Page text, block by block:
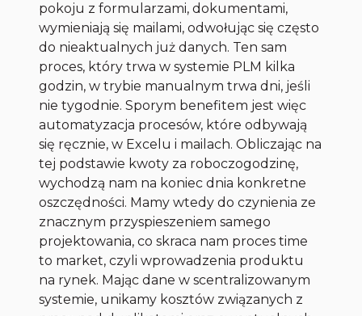
pokoju z formularzami, dokumentami,
wymieniają się mailami, odwołując się często
do nieaktualnych już danych. Ten sam
proces, który trwa w systemie PLM kilka
godzin, w trybie manualnym trwa dni, jeśli
nie tygodnie. Sporym benefitem jest więc
automatyzacja procesów, które odbywają
się ręcznie, w Excelu i mailach. Obliczając na
tej podstawie kwoty za roboczogodzinę,
wychodzą nam na koniec dnia konkretne
oszczędności. Mamy wtedy do czynienia ze
znacznym przyspieszeniem samego
projektowania, co skraca nam proces time
to market, czyli wprowadzenia produktu
na rynek. Mając dane w scentralizowanym
systemie, unikamy kosztów związanych z